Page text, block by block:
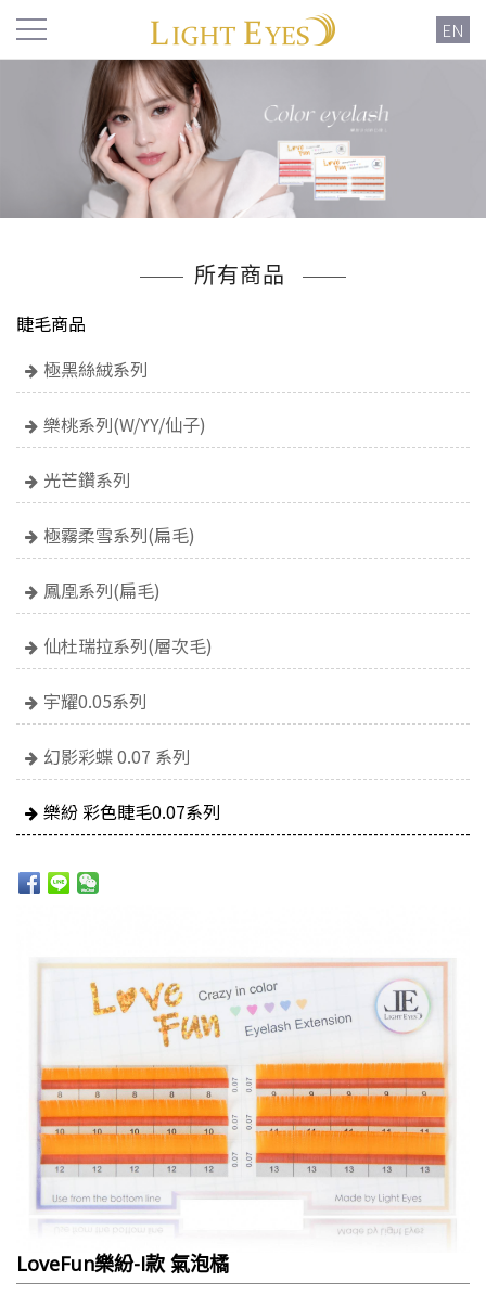
EN
所有商品
睫毛商品
極黑絲絨系列
樂桃系列(W/YY/仙子)
光芒鑽系列
極霧柔雪系列(扁毛)
鳳凰系列(扁毛)
仙杜瑞拉系列(層次毛)
宇耀0.05系列
幻影彩蝶 0.07 系列
樂紛 彩色睫毛0.07系列
LoveFun樂紛-I款 氣泡橘